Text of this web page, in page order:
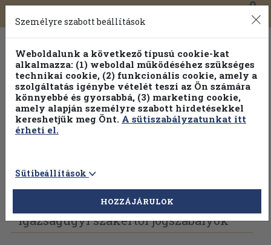
Toggle
navigation
0
Válogasson több mint 1.000.000 kiadványunk közül
100% kedvezménnyel!
Vissza az előző oldalra Válasszon példányt
Igazságügyi szakértői jogszabályok
Személyre szabott beállítások
Weboldalunk a következő típusú cookie-kat
alkalmazza: (1) weboldal működéséhez szükséges
technikai cookie, (2) funkcionális cookie, amely a
szolgáltatás igénybe vételét teszi az Ön számára
könnyebbé és gyorsabbá, (3) marketing cookie,
amely alapján személyre szabott hirdetésekkel
kereshetjük meg Önt. A sütiszabályzatunkat itt
érheti el.
Sütibeállítások
HOZZÁJÁRULOK